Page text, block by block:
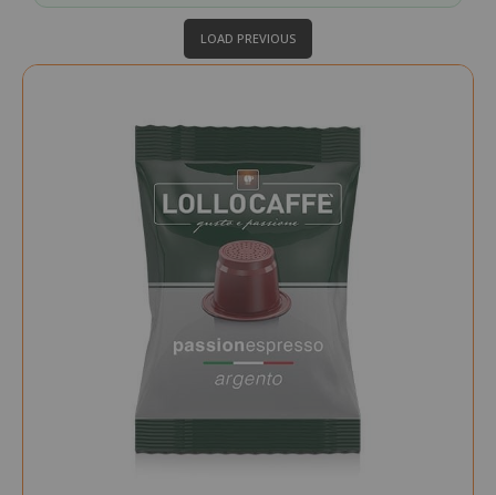
LOAD PREVIOUS